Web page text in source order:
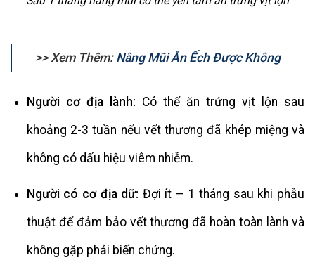
>> Xem Thêm: Nâng Mũi Ăn Ếch Được Không
Người cơ địa lành: Có thể ăn trứng vịt lộn sau
khoảng 2-3 tuần nếu vết thương đã khép miệng và
không có dấu hiệu viêm nhiễm.
Người có cơ địa dữ: Đợi ít – 1 tháng sau khi phẫu
thuật để đảm bảo vết thương đã hoàn toàn lành và
không gặp phải biến chứng.